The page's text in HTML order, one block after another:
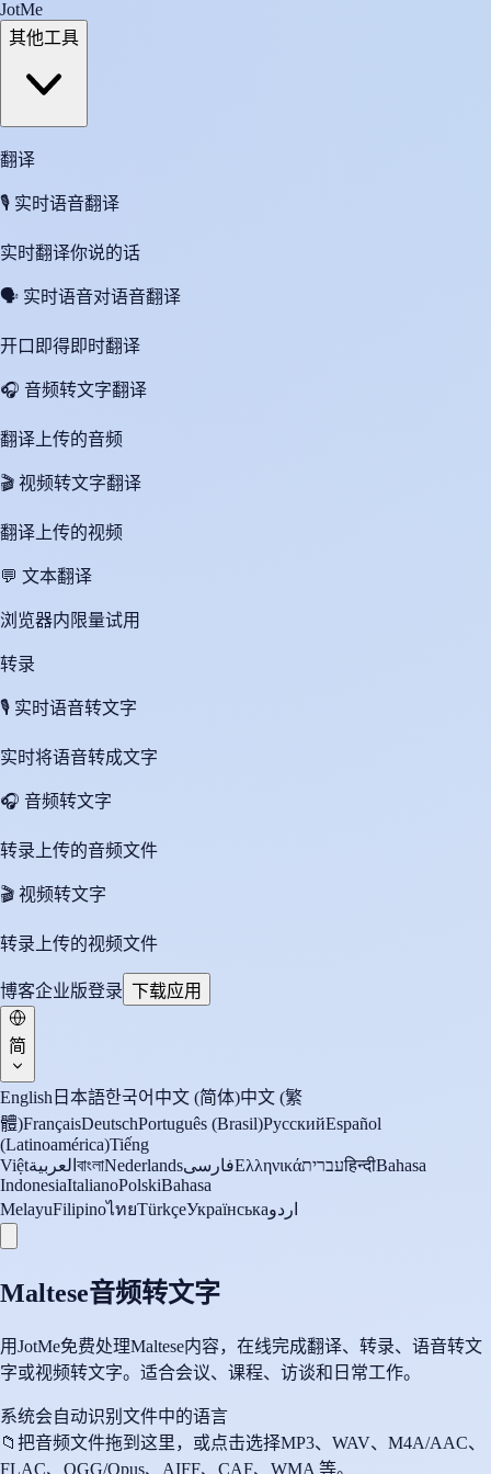
JotMe
其他工具
翻译
🎙️ 实时语音翻译
实时翻译你说的话
🗣️ 实时语音对语音翻译
开口即得即时翻译
🎧 音频转文字翻译
翻译上传的音频
🎬 视频转文字翻译
翻译上传的视频
💬 文本翻译
浏览器内限量试用
转录
🎙️ 实时语音转文字
实时将语音转成文字
🎧 音频转文字
转录上传的音频文件
🎬 视频转文字
转录上传的视频文件
博客企业版登录 下载应用
简
English 日本語한국어 中文 (简体)中文 (繁
體)FrançaisDeutschPortuguês (Brasil)РусскийEspañol
(Latinoamérica)Tiếng
Việtالعربية বাংলাNederlandsفارسیΕλληνικάעבריתहिन्दीBahasa
IndonesiaItalianoPolskiBahasa
MelayuFilipinoไทยTürkçeУкраїнськаاردو
Maltese音频转文字
用JotMe免费处理Maltese内容，在线完成翻译、转录、语音转文
字或视频转文字。适合会议、课程、访谈和日常工作。
系统会自动识别文件中的语言
📁 把音频文件拖到这里，或点击选择MP3、WAV、M4A/AAC、
FLAC、OGG/Opus、AIFF、CAF、WMA 等。